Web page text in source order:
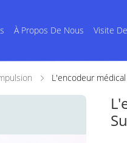
À Propos De Nous Visite
L'encodeur